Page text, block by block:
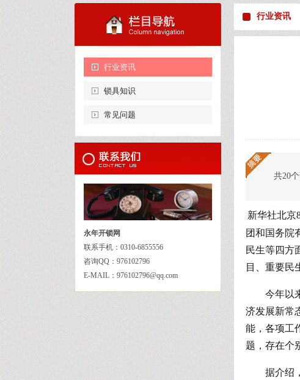
行业资讯
锁具知识
常见问题
永年开锁网
联系手机：0310-6855556
咨询QQ：976102796
E-MAIL：976102796@qq.com
行业资讯
共20
新华社北京
团和国务院
民生等四方
目、重要民
今年以
济发展新常
能，各项工
题，存在个
据介绍